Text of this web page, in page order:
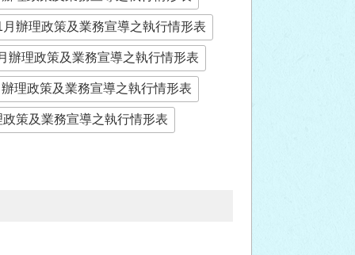
辦理政策及業務宣導之執行情形表
辦理政策及業務宣導之執行情形表
理政策及業務宣導之執行情形表
策及業務宣導之執行情形表